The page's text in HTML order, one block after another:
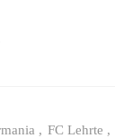
, FC Lehrte ,